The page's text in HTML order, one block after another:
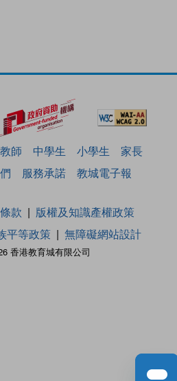
教師 中學生 小學生
家長
服務承諾 教城電子報
香港教育城有限公司
款
版權及知識產權政策
平等政策 無障礙網站設計